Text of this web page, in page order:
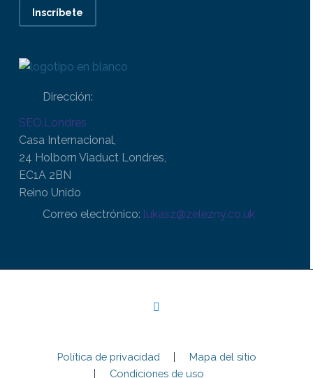
Inscríbete
Dirección:
SEO.Londres
Casa Internacional,
24 Holborn Viaduct Londres,
EC1A 2BN
Reino Unido
Correo electrónico: lukasz@zelezny.co.uk
Política de privacidad
Mapa del sitio
Condiciones de uso